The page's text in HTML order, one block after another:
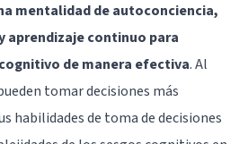
mentalidad de autoconciencia,
aprendizaje continuo para
de manera efectiva. Al
tomar decisiones más
habilidades de toma de decisiones